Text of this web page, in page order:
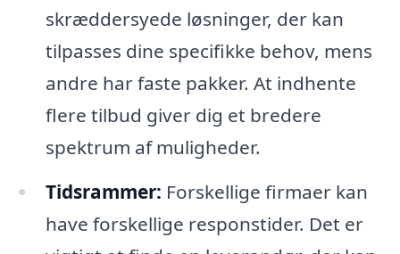
skræddersyede løsninger, der kan
tilpasses dine specifikke behov, mens
andre har faste pakker. At indhente
flere tilbud giver dig et bredere
spektrum af muligheder.
Tidsrammer: Forskellige firmaer kan
have forskellige responstider. Det er